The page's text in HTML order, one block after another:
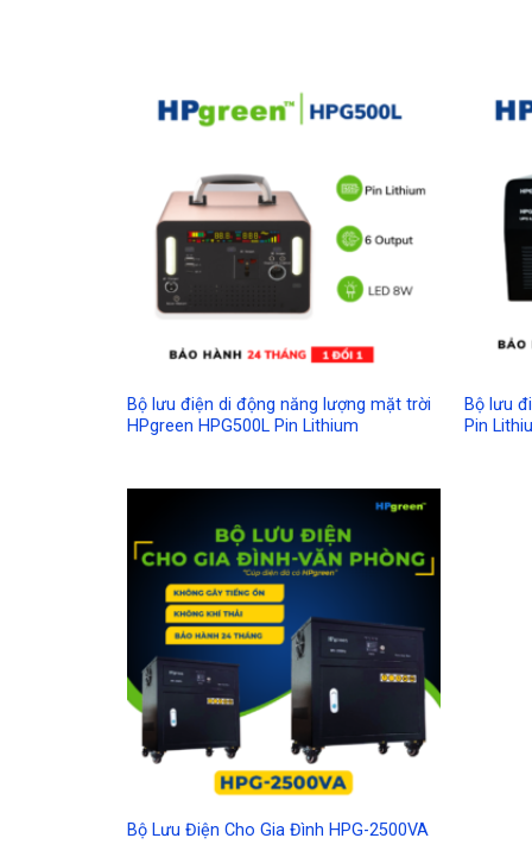
Bộ lưu điện di động năng lượng mặt trời
HPgreen HPG500L Pin Lithium
Bộ lưu
Pin
Add to
Wishlist
Bộ Lưu Điện Cho Gia Đình HPG-2500VA